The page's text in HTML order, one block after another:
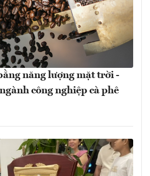
năng lượng mặt trời -
công nghiệp cà phê